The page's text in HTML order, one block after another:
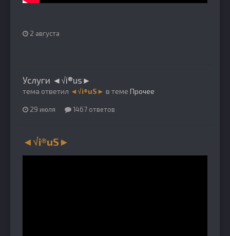
2 августа
Услуги ◄√i®us►
тема ответил ◄√i®uS► в теме Прочее
29 июля 1467 ответов
◄√i®uS►